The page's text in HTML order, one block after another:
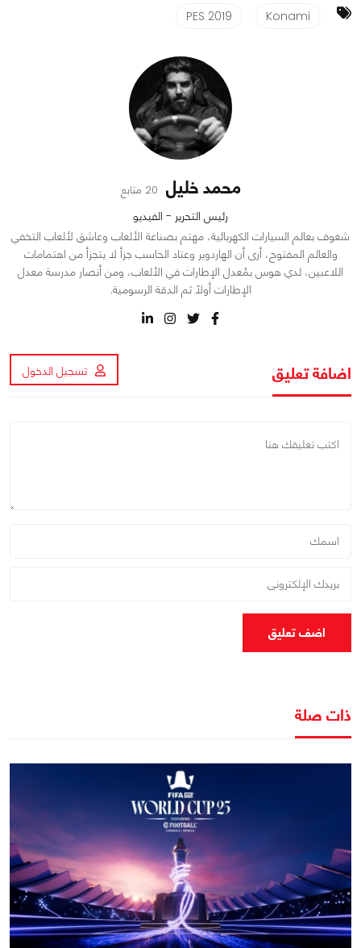
Konami
PES 2019
محمد خليل 20 متابع
رئيس التحرير - الفيديو
شغوف بعالم السيارات الكهربائية، مهتم بصناعة الألعاب وعاشق لألعاب التخفي
والعالم المفتوح، أرى أن الهاردوير وعتاد الحاسب جزأ لا يتجزأ من اهتمامات
اللاعبين، لدي هوس بمُعدل الإطارات في الألعاب، ومن أنصار مدرسة معدل
الإطارات أولاً ثم الدقة الرسومية.
اضافة تعليق تسجيل الدخول
اضف تعليق
ذات صلة